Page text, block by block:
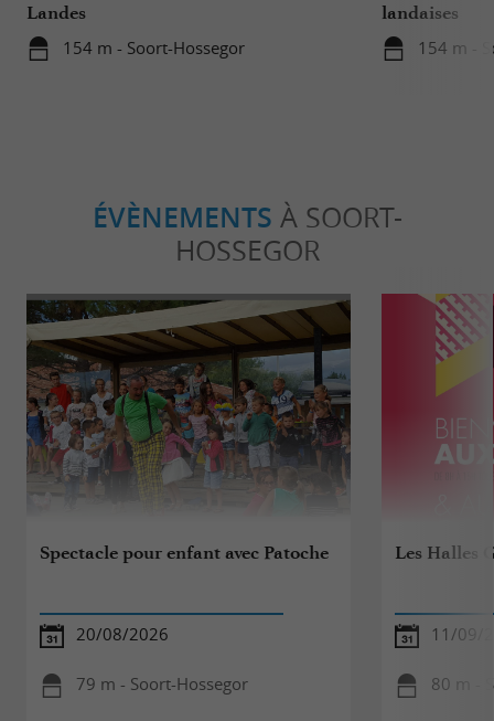
Landes
154 m - Soort-Hossegor
landaises
154 m -
ÉVÈNEMENTS À SOORT-
HOSSEGOR
Spectacle pour enfant avec Patoche
20/08/2026
79 m - Soort-Hossegor
Les Halles
11/09/
80 m -